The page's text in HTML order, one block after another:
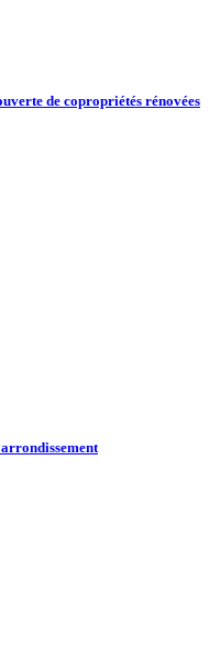
de copropriétés rénovées